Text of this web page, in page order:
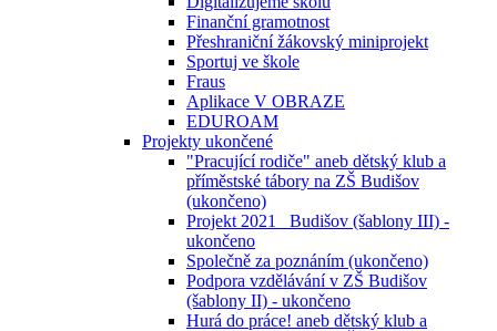
Finanční gramotnost
Přeshraniční žákovský miniprojekt
Sportuj ve škole
Fraus
Aplikace V OBRAZE
EDUROAM
Projekty ukončené
"Pracující rodiče" aneb dětský klub a
příměstské tábory na ZŠ Budišov
(ukončeno)
Projekt 2021_ Budišov (šablony III) -
ukončeno
Společně za poznáním (ukončeno)
Podpora vzdělávání v ZŠ Budišov
(šablony II) - ukončeno
Hurá do práce! aneb dětský klub a